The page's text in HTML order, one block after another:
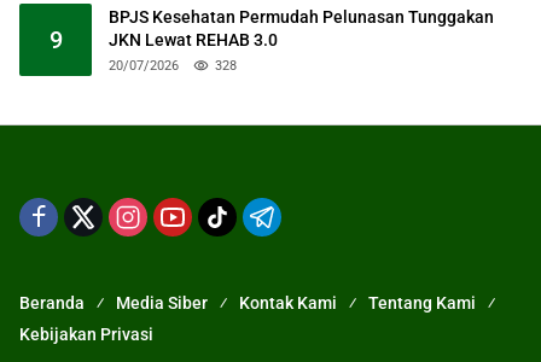
9
BPJS Kesehatan Permudah Pelunasan Tunggakan
JKN Lewat REHAB 3.0
20/07/2026 328
Beranda Media Siber Kontak Kami
Tentang Kami
Kebijakan Privasi